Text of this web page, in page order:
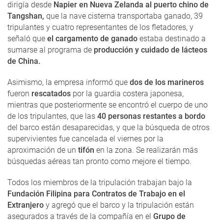
dirigía desde Napier en Nueva Zelanda al puerto chino de
Tangshan, que la nave cisterna transportaba ganado, 39
tripulantes y cuatro representantes de los fletadores, y
señaló que el cargamento de ganado estaba destinado a
sumarse al programa de producción y cuidado de lácteos
de China.
Asimismo, la empresa informó que dos de los marineros
fueron rescatados por la guardia costera japonesa,
mientras que posteriormente se encontró el cuerpo de uno
de los tripulantes, que las 40 personas restantes a bordo
del barco están desaparecidas, y que la búsqueda de otros
supervivientes fue cancelada el viernes por la
aproximación de un tifón en la zona. Se realizarán más
búsquedas aéreas tan pronto como mejore el tiempo.
Todos los miembros de la tripulación trabajan bajo la
Fundación Filipina para Contratos de Trabajo en el
Extranjero y agregó que el barco y la tripulación están
asegurados a través de la compañía en el Grupo de